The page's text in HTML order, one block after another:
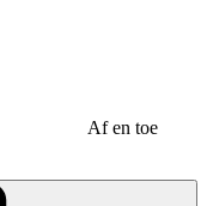
Af en toe